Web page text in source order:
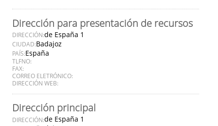
Dirección para presentación de recursos
DIRECCIÓN:de España 1
CIUDAD:Badajoz
PAÍS:España
TLFNO:
FAX:
CORREO ELETRÓNICO:
DIRECCIÓN WEB:
Dirección principal
DIRECCIÓN:de España 1